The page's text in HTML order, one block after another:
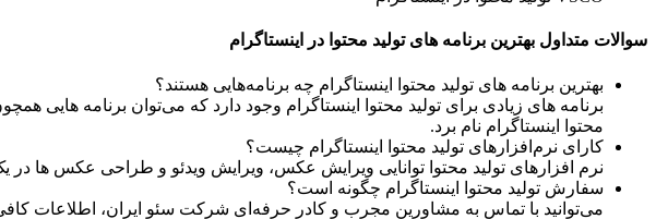
سوالات متداول بهترین برنامه های تولید محتوا در اینستاگرام
بهترین برنامه های تولید محتوا اینستاگرام چه برنامه‌هایی هستند؟
محتوا اینستاگرام نام برد.
کارای نرم‌افزار‌های تولید محتوا اینستاگرام چیست؟
نرم افزارهای تولید محتوا توانایی ویرایش عکس، ویرایش ویدئو و طراحی عکس ها در
سفارش تولید محتوا اینستاگرام چگونه است؟
می‌توانید با تماس به مشاورین مجرب و کادر حرفه‌ای شرکت سئو ایران، اطلاعات